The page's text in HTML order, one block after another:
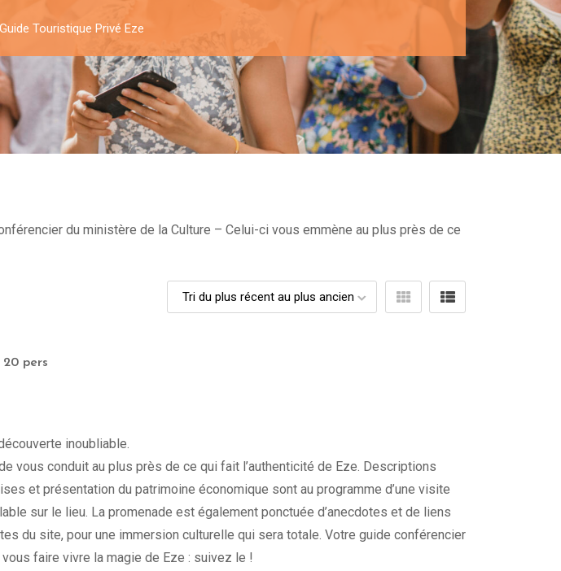
Guide Touristique Privé Eze
du ministère de la Culture – Celui-ci vous emmène au plus près de ce
pers
inoubliable.
vous conduit au plus près de ce qui fait l’authenticité de Eze. Descriptions
et présentation du patrimoine économique sont au programme d’une visite
sur le lieu. La promenade est également ponctuée d’anecdotes et de liens
du site, pour une immersion culturelle qui sera totale. Votre guide conférencier
faire vivre la magie de Eze : suivez le !